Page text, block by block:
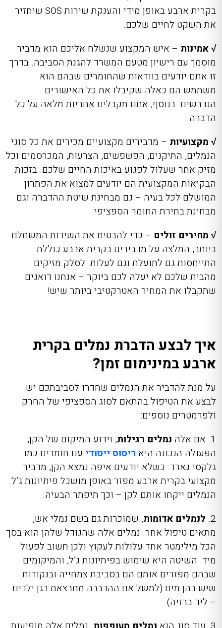
בקרית ארבע באופן מידי והענקת שירותSOS שיחזיר
את השקט לחיים שלכם.
√ אמינות – איש המקצוע שנשלח אליכם הוא מדביר
מוסמך עם רישיון מטעם המשרד להגנת הסביבה. בדרך
זו אתם יודעים בוודאות שהחומרים שבהם הוא
משתמש הם כאלה שקיבלו את כל האישורים
הנדרשים. בנוסף, אתם מקבלים אחריות מלאה על כל
הדברה.
√ מקצועיות – מדבירים מקצועיים מכירים את כל סוגי
הנמלים, התיקנים, הפשפשים, הצרעות, המכרסמים וכל
מזיק אחר שעלול לפגוע באיכות החיים שלכם. בזכות
הבקיאות המקצועית הם יודעים למצוא את הפתרון
המושלם לכל בעיה – גם מבחינת שיטת ההדברה וגם
מבחינת בחירת החומר הספציפי.
√ מחירים זולים – כדי להבטיח את השירות המשתלם
ביותר, המלצה על מדבירים בקרית ארבע כוללת
התייחסות גם לתועלת וגם לעלות. לסלק מזיקים
מהבית שלכם לא יעלה לכם ביוקר – אנחנו דואגים
שתקבלו את המחיר האטרקטיבי ביותר שיש!
איך לבצע הדברת נמלים בקרית
ארבע במינימום זמן?
על מנת להדביר את הנמלים שחדרו לסביבתכם יש
לבצע את הטיפול בהתאם לסוג הספציפי של החרק
ולפרמטרים נוספים:
1. אם אלה נמלים רגילות, וידוע המיקום של הקן,
הפעולה הנכונה היא ריסוס ייסודי עם חומרים כמו
גלקסי גארד. כשלא יודעים איפה נמצא הקן, מדביר
מקצועי בקרית ארבע מפזר באופן מושכל פיתיונות ג’ל.
הנמלים ייקחו אותם לקן – וכך תיפתר הבעיה.
2. לנמלים אדומות, שמוכרות גם בשם נמלי אש,
מתאים טיפול אחר. נמלים אלה שהגודל שלהן הוא בסך
הכל מילימטר אחד עלולות לעקוץ ולכן חשוב לפעול
מיד. השיטה היא שימוש בפיתיונות ג’ל, והמיקומים
שבהם מפזרים אותם הם בסביבת צמחייה ובנקודות
שיש בהן מים (למשל אם ההדברה מתבצאת בגן ילדים
– ליד ברזיה).